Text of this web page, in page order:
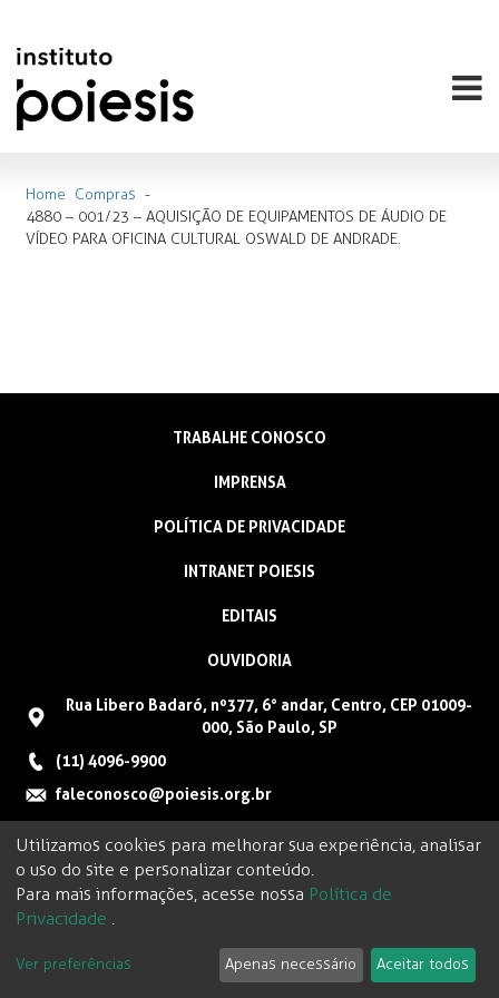
Home Compras -
4880 – 001/23 – AQUISIÇÃO DE EQUIPAMENTOS DE ÁUDIO DE
VÍDEO PARA OFICINA CULTURAL OSWALD DE ANDRADE.
TRABALHE CONOSCO
IMPRENSA
POLÍTICA DE PRIVACIDADE
INTRANET POIESIS
EDITAIS
OUVIDORIA
Rua Libero Badaró, nº377, 6° andar, Centro, CEP 01009-
000, São Paulo, SP
(11) 4096-9900
faleconosco@poiesis.org.br
Utilizamos cookies para melhorar sua experiência, analisar
o uso do site e personalizar conteúdo.
Para mais informações, acesse nossa Política de
Privacidade .
Ver preferências Apenas necessário Aceitar todos